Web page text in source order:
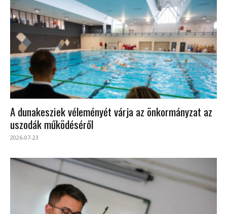
A dunakesziek véleményét várja az önkormányzat az
uszodák működéséről
2026-07-23